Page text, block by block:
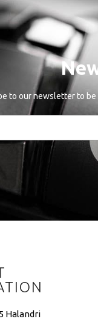
to our newsletter to
Halandri